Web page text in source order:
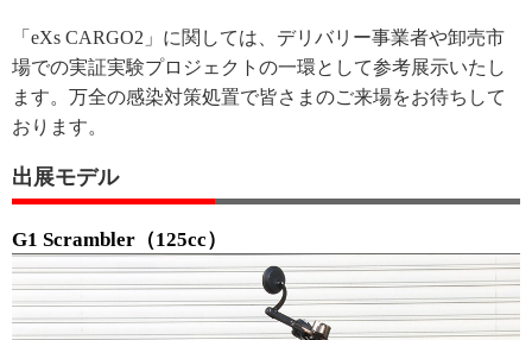
「eXs CARGO2」に関しては、デリバリー事業者や卸売市
場での実証実験プロジェクトの一環として参考展示いたし
ます。万全の感染対策処置で皆さまのご来場をお待ちして
おります。
出展モデル
G1 Scrambler（125cc）